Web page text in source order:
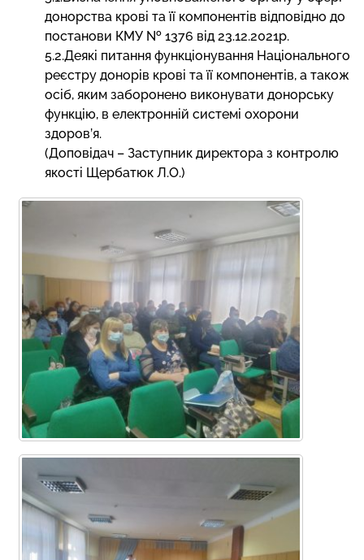
донорства крові та її компонентів відповідно до
постанови КМУ № 1376 від 23.12.2021р.
5.2.Деякі питання функціонування Національного
реєстру донорів крові та її компонентів, а також
осіб, яким заборонено виконувати донорську
функцію, в електронній системі охорони
здоров’я.
(Доповідач – Заступник директора з контролю
якості Щербатюк Л.О.)